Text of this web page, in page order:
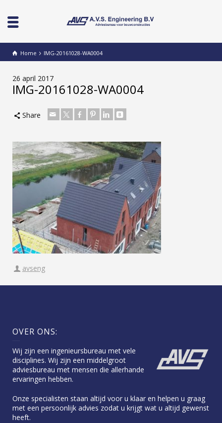
Home IMG-20161028-WA0004
26 april 2017
IMG-20161028-WA0004
Share
avseng
OVER ONS:
Wij zijn een ingenieursbureau met vele
disciplines. Wij zijn een middelgroot
adviesbureau met mensen die allerhande
ervaringen hebben.
Onze specialisten staan altijd voor u klaar en helpen u graag
met een persoonlijk advies zodat u krijgt wat u altijd gewenst
heeft.